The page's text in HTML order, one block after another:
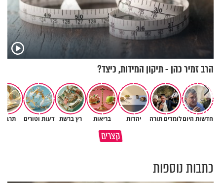
הרב זמיר כהן - תיקון המידות, כיצד?
חדשות היוםלומדים תורה יהדות בריאות רץ ברשת דעות וטורים
קצריםמדוע האמונה נמשלה למלח?
גם ׳הרע׳ זה הרחמים של בורא
כתבות נוספות